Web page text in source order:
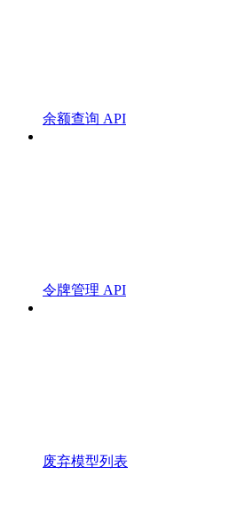
余额查询 API
令牌管理 API
废弃模型列表